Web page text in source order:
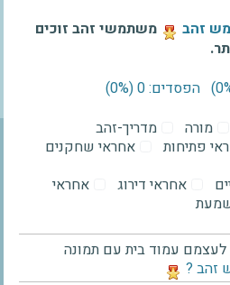
זהב‬
משתמשי זהב זוכים
הפסדים: 0 ‫(0%)‬
מורה
מדריך-זהב
פתיחות
אחראי שחקנים
אחראי דירוג
אחראי
עמוד בית עם תמונה
זהב ?‬